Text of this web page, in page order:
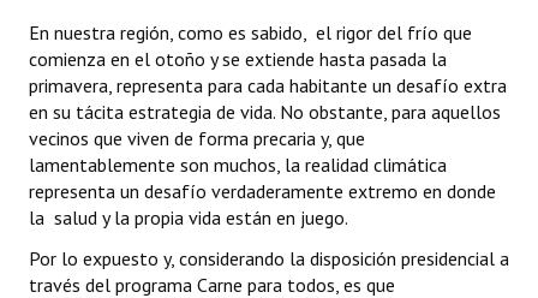
Entrega de distinciones
REFORMA DE LA CARTA ORGÁNICA
En nuestra región, como es sabido, el rigor del frío que
comienza en el otoño y se extiende hasta pasada la
primavera, representa para cada habitante un desafío extra
en su tácita estrategia de vida. No obstante, para aquellos
vecinos que viven de forma precaria y, que
lamentablemente son muchos, la realidad climática
representa un desafío verdaderamente extremo en donde
la salud y la propia vida están en juego.
Por lo expuesto y, considerando la disposición presidencial a
través del programa Carne para todos, es que